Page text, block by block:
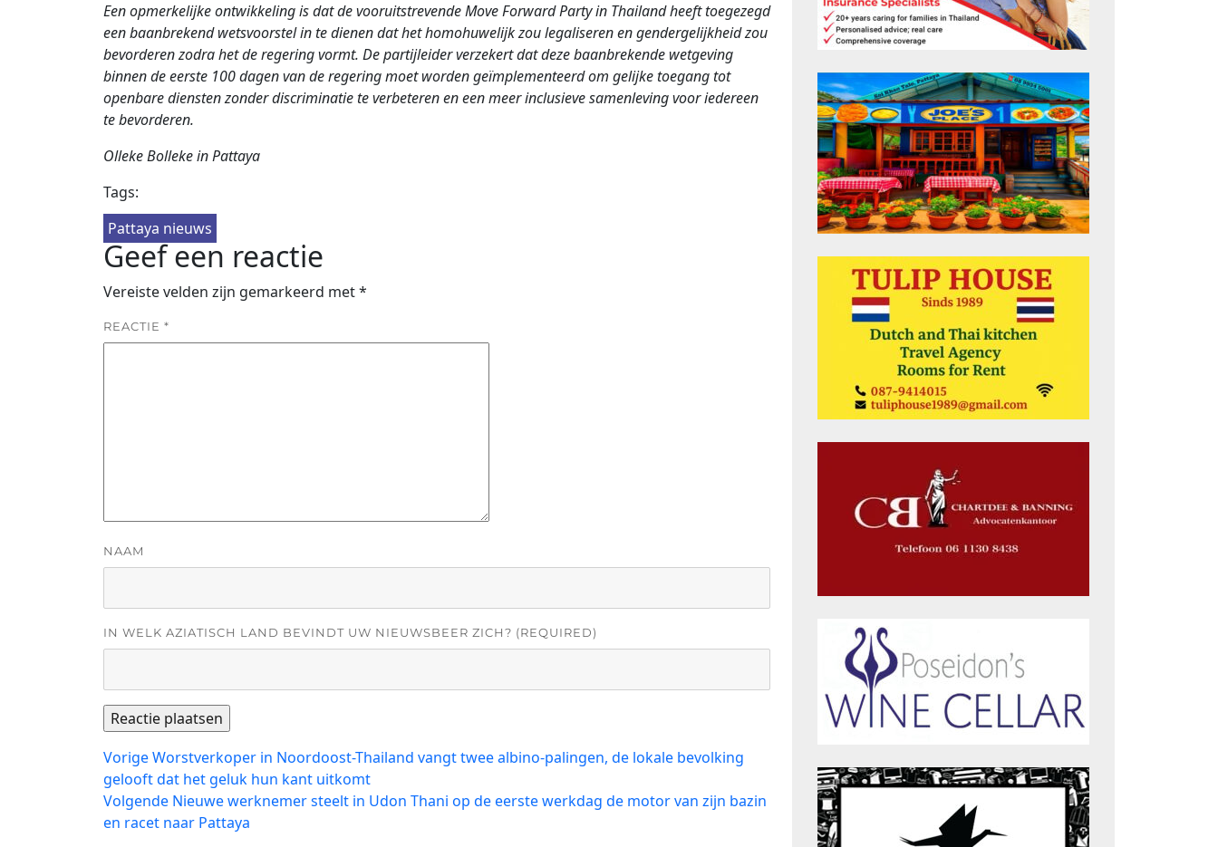
Een opmerkelijke ontwikkeling is dat de vooruitstrevende Move Forward Party in Thailand heeft toegezegd
een baanbrekend wetsvoorstel in te dienen dat het homohuwelijk zou legaliseren en gendergelijkheid zou
bevorderen zodra het de regering vormt. De partijleider verzekert dat deze baanbrekende wetgeving
binnen de eerste 100 dagen van de regering moet worden geïmplementeerd om gelijke toegang tot
openbare diensten zonder discriminatie te verbeteren en een meer inclusieve samenleving voor iedereen
te bevorderen.
Olleke Bolleke in Pattaya
Tags:
Pattaya nieuws
Geef een reactie
Vereiste velden zijn gemarkeerd met*
REACTIE *
NAAM
IN WELK AZIATISCH LAND BEVINDT UW NIEUWSBEER ZICH? (REQUIRED)
Bericht
navigatie
VorigeVorig
bericht:
Worstverkoper in Noordoost-Thailand vangt twee albino-palingen, de lokale bevolking
gelooft dat het geluk hun kant uitkomt
Volgende Volgend
bericht:
Nieuwe werknemer steelt in Udon Thani op de eerste werkdag de motor van zijn bazin
en racet naar Pattaya